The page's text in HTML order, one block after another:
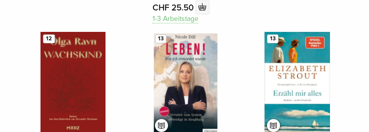
CHF 25.50
1-3 Arbeitstage
12 13 13